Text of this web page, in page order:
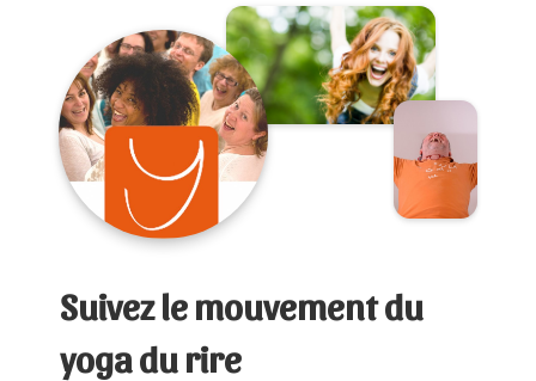
Suivez le mouvement du
yoga du rire